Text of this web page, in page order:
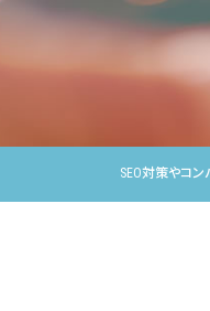
SEO対策やコ